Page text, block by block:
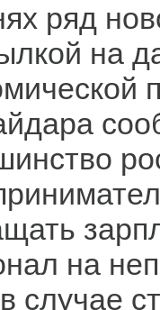
ряд
на
на
случае